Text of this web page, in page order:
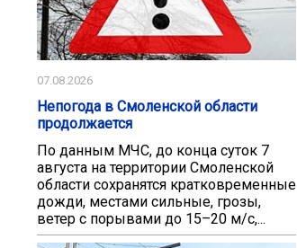
07.08.2026
Непогода в Смоленской области
продолжается
По данным МЧС, до конца суток 7
августа на территории Смоленской
области сохранятся кратковременные
дожди, местами сильные, грозы,
ветер с порывами до 15–20 м/с,...